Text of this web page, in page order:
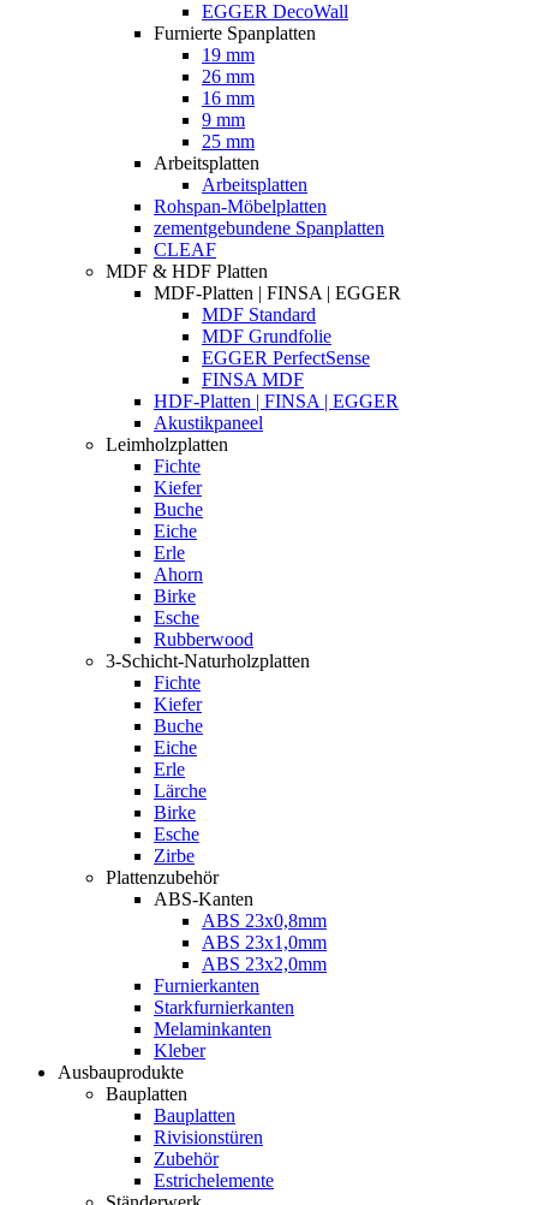
EGGER DecoWall
Furnierte Spanplatten
19 mm
26 mm
16 mm
9 mm
25 mm
Arbeitsplatten
Arbeitsplatten
Rohspan-Möbelplatten
zementgebundene Spanplatten
CLEAF
MDF & HDF Platten
MDF-Platten | FINSA | EGGER
MDF Standard
MDF Grundfolie
EGGER PerfectSense
FINSA MDF
HDF-Platten | FINSA | EGGER
Akustikpaneel
Leimholzplatten
Fichte
Kiefer
Buche
Eiche
Erle
Ahorn
Birke
Esche
Rubberwood
3-Schicht-Naturholzplatten
Fichte
Kiefer
Buche
Eiche
Erle
Lärche
Birke
Esche
Zirbe
Plattenzubehör
ABS-Kanten
ABS 23x0,8mm
ABS 23x1,0mm
ABS 23x2,0mm
Furnierkanten
Starkfurnierkanten
Melaminkanten
Kleber
Ausbauprodukte
Bauplatten
Bauplatten
Rivisionstüren
Zubehör
Estrichelemente